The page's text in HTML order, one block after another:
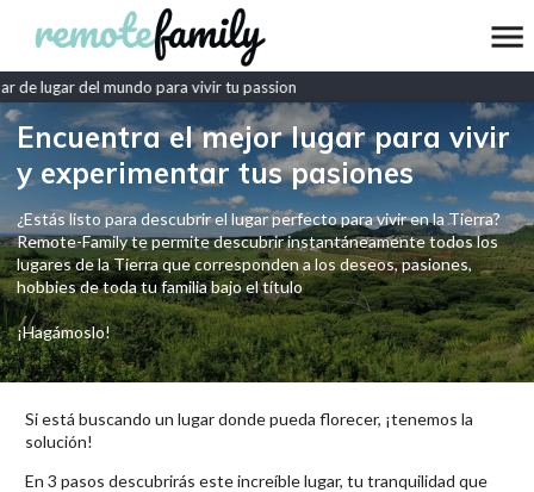
de lugar del mundo para vivir tu passion
Encuentra el mejor lugar para vivir
y experimentar tus pasiones
¿Estás listo para descubrir el lugar perfecto para vivir en la Tierra?
Remote-Family te permite descubrir instantáneamente todos los
lugares de la Tierra que corresponden a los deseos, pasiones,
hobbies de toda tu familia bajo el título
¡Hagámoslo!
Si está buscando un lugar donde pueda florecer, ¡tenemos la
solución!
En 3 pasos descubrirás este increíble lugar, tu tranquilidad que